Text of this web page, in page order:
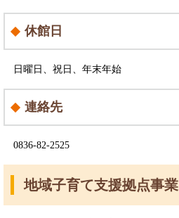
休館日
日曜日、祝日、年末年始
連絡先
0836-82-2525
地域子育て支援拠点事業